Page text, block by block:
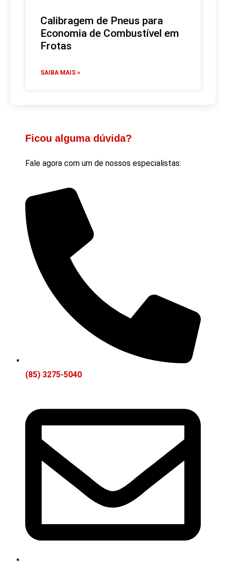
Calibragem de Pneus para
Economia de Combustível em
Frotas
SAIBA MAIS »
Ficou alguma dúvida?
Fale agora com um de nossos especialistas:
(85) 3275-5040